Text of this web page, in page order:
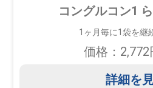
コングルコン1
1ヶ月毎に1袋を継
価格：
詳細を